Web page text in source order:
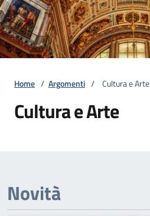
Home / Argomenti / Cultura e Arte
Cultura e Arte
Novità